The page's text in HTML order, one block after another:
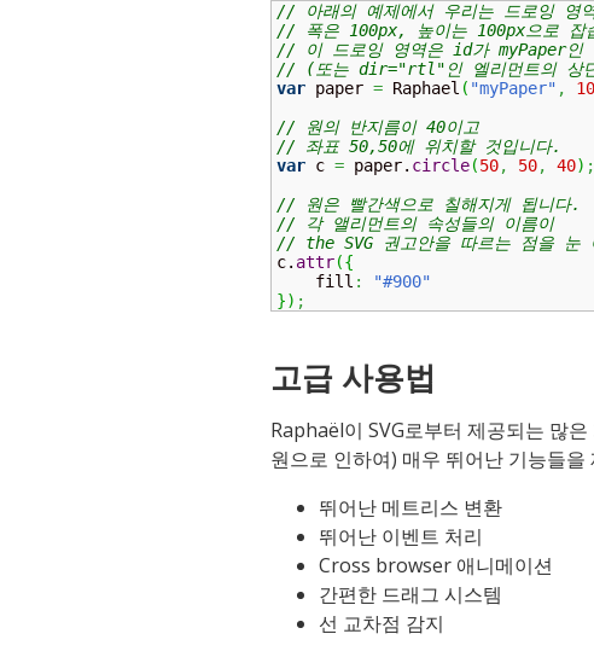
// 아래의 예제에서 우리는 드로잉 영
// 폭은 100px, 높이는 100px으로 잡
// 이 드로잉 영역은 id가 myPaper인
// (또는 dir="rtl"인 엘리먼트의 상단
var paper = Raphael ( "myPaper" ,
// 원의 반지름이 40이고
// 좌표 50,50에 위치할 것입니다.
var c = paper. circle(50, 50, 40) ;
// 원은 빨간색으로 칠해지게 됩니다.
// 각 앨리먼트의 속성들의 이름이
// the SVG 권고안을 따르는 점을 눈
c. attr({
    fill
:
"#900"
}) ;
고급 사용법
Raphaël이 SVG로부터 제공되는 많
원으로 인하여) 매우 뛰어난 기능들을
뛰어난 메트리스 변환
뛰어난 이벤트 처리
Cross browser 애니메이션
간편한 드래그 시스템
선 교차점 감지